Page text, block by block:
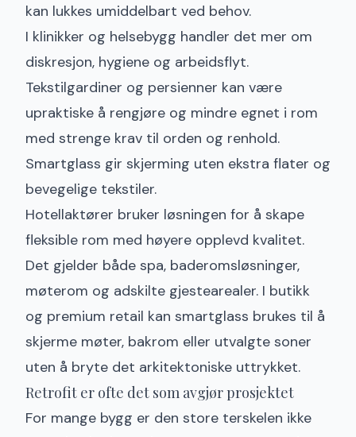
kan lukkes umiddelbart ved behov.
I klinikker og helsebygg handler det mer om
diskresjon, hygiene og arbeidsflyt.
Tekstilgardiner og persienner kan være
upraktiske å rengjøre og mindre egnet i rom
med strenge krav til orden og renhold.
Smartglass gir skjerming uten ekstra flater og
bevegelige tekstiler.
Hotellaktører bruker løsningen for å skape
fleksible rom med høyere opplevd kvalitet.
Det gjelder både spa, baderomsløsninger,
møterom og adskilte gjestearealer. I butikk
og premium retail kan smartglass brukes til å
skjerme møter, bakrom eller utvalgte soner
uten å bryte det arkitektoniske uttrykket.
Retrofit er ofte det som avgjør prosjektet
For mange bygg er den store terskelen ikke